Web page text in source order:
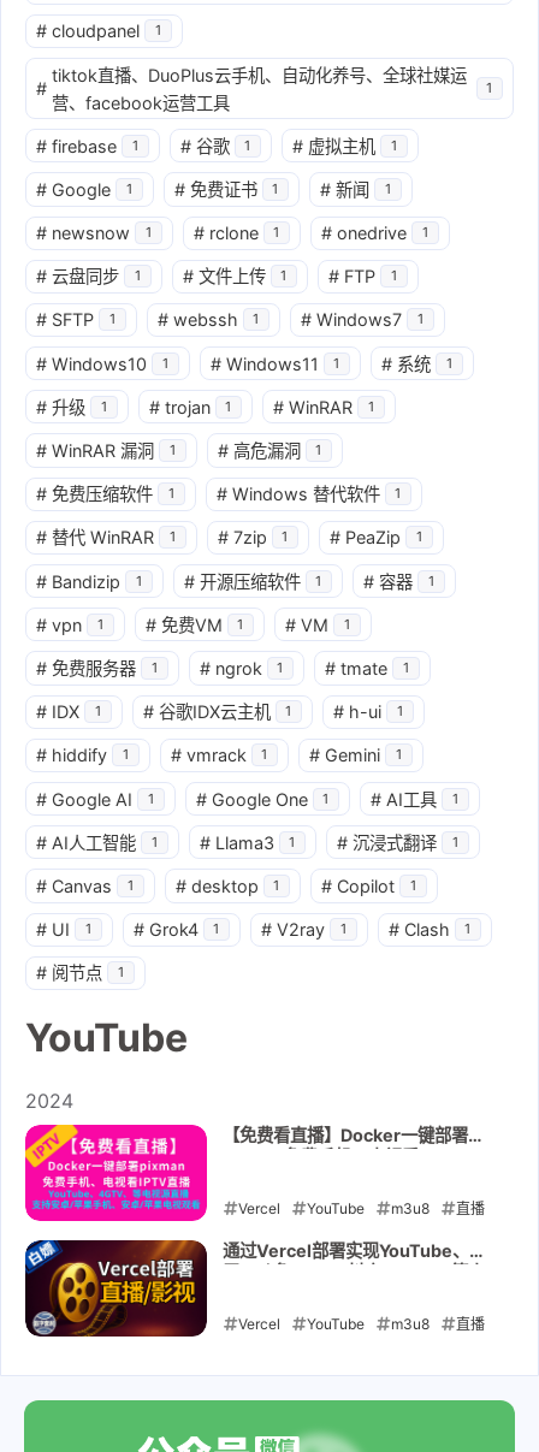
# cloudpanel 1
#
tiktok直播、DuoPlus云手机、自动化养号、全球社媒运
营、facebook运营工具
1
# firebase 1 # 谷歌 1 # 虚拟主机 1
# Google 1 # 免费证书 1 # 新闻 1
# newsnow 1 # rclone 1 # onedrive 1
# 云盘同步 1 # 文件上传 1 # FTP 1
# SFTP 1 # webssh 1 # Windows7 1
# Windows10 1 # Windows11 1 # 系统 1
# 升级 1 # trojan 1 # WinRAR 1
# WinRAR 漏洞 1 # 高危漏洞 1
# 免费压缩软件 1 # Windows 替代软件 1
# 替代 WinRAR 1 # 7zip 1 # PeaZip 1
# Bandizip 1 # 开源压缩软件 1 # 容器 1
# vpn 1 # 免费VM 1 # VM 1
# 免费服务器 1 # ngrok 1 # tmate 1
# IDX 1 # 谷歌IDX云主机 1 # h-ui 1
# hiddify 1 # vmrack 1 # Gemini 1
# Google AI 1 # Google One 1 # AI工具 1
# AI人工智能 1 # Llama3 1 # 沉浸式翻译 1
# Canvas 1 # desktop 1 # Copilot 1
# UI 1 # Grok4 1 # V2ray 1 # Clash 1
# 阅节点 1
YouTube
2024
【免费看直播】Docker一键部署
Vercel YouTube m3u8 直播
iptv 电视 直播源 pixman
通过Vercel部署实现YouTube、虎
Vercel YouTube m3u8 直播
2024-07-27